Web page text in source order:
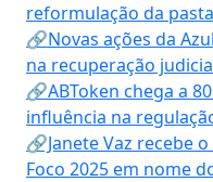
reformulação da pasta
🔗Novas ações da
na recuperação
🔗ABToken chega a
influência na
🔗Janete Vaz recebe
Foco 2025 em nome